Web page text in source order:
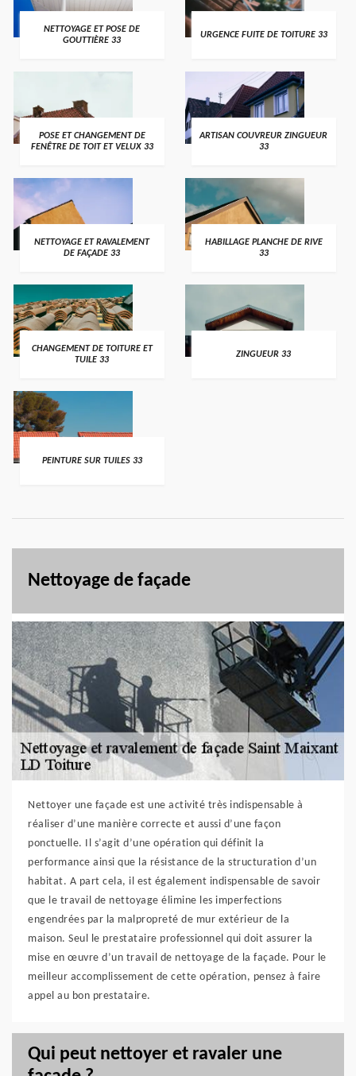
NETTOYAGE ET POSE DE
GOUTTIÈRE 33
URGENCE FUITE DE TOITURE 33
POSE ET CHANGEMENT DE
FENÊTRE DE TOIT ET VELUX 33
ARTISAN COUVREUR ZINGUEUR
33
NETTOYAGE ET RAVALEMENT
DE FAÇADE 33
HABILLAGE PLANCHE DE RIVE
33
CHANGEMENT DE TOITURE ET
TUILE 33
ZINGUEUR 33
PEINTURE SUR TUILES 33
Nettoyage de façade
Nettoyer une façade est une activité très indispensable à
réaliser d’une manière correcte et aussi d’une façon
ponctuelle. Il s’agit d’une opération qui définit la
performance ainsi que la résistance de la structuration d’un
habitat. A part cela, il est également indispensable de savoir
que le travail de nettoyage élimine les imperfections
engendrées par la malpropreté de mur extérieur de la
maison. Seul le prestataire professionnel qui doit assurer la
mise en œuvre d’un travail de nettoyage de la façade. Pour le
meilleur accomplissement de cette opération, pensez à faire
appel au bon prestataire.
Qui peut nettoyer et ravaler une